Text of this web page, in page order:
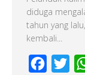
diduga
tahun yang
kembali...